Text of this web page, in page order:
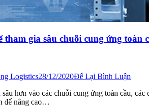
tham gia sâu chuỗi cung ứng toàn
Logistics28/12/2020Để Lại Bình Luận
hơn vào các chuỗi cung ứng toàn cầu,
để nâng cao…